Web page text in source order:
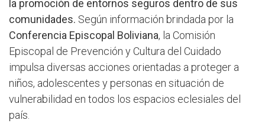
la promoción de entornos seguros dentro de sus
comunidades. Según información brindada por la
Conferencia Episcopal Boliviana, la Comisión
Episcopal de Prevención y Cultura del Cuidado
impulsa diversas acciones orientadas a proteger a
niños, adolescentes y personas en situación de
vulnerabilidad en todos los espacios eclesiales del
país.